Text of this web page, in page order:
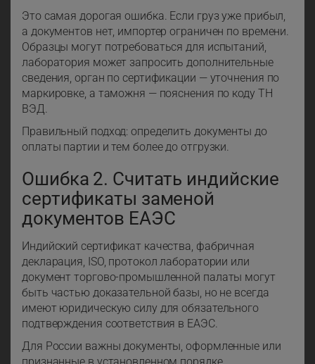
Это самая дорогая ошибка. Если груз уже прибыл,
а документов нет, импортер ограничен по времени.
Образцы могут потребоваться для испытаний,
лаборатория может запросить дополнительные
сведения, орган по сертификации — уточнения по
маркировке, а таможня — пояснения по коду ТН
ВЭД.
Правильный подход: определить документы до
оплаты партии и тем более до отгрузки.
Ошибка 2. Считать индийские
сертификаты заменой
документов ЕАЭС
Индийский сертификат качества, фабричная
декларация, ISO, протокол лаборатории или
документ торгово-промышленной палаты могут
быть частью доказательной базы, но не всегда
имеют юридическую силу для обязательного
подтверждения соответствия в ЕАЭС.
Для России важны документы, оформленные или